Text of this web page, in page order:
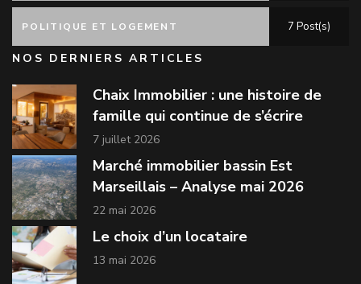
POLITIQUE ET LOGEMENT 7 Post(s)
NOS DERNIERS ARTICLES
Chaix Immobilier : une histoire de
famille qui continue de s’écrire
7 juillet 2026
Marché immobilier bassin Est
Marseillais – Analyse mai 2026
22 mai 2026
Le choix d’un locataire
13 mai 2026